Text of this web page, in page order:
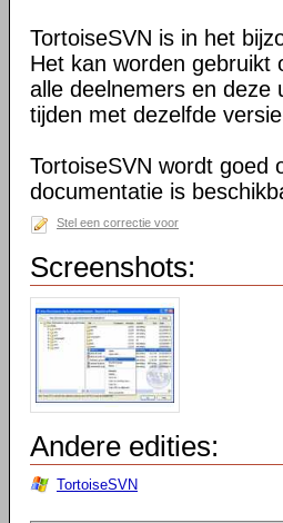
TortoiseSVN is in het
Het kan worden gebruikt
alle deelnemers en deze
tijden met dezelfde
TortoiseSVN wordt goed
documentatie is
Stel een correctie voor
Screenshots:
Andere edities:
TortoiseSVN